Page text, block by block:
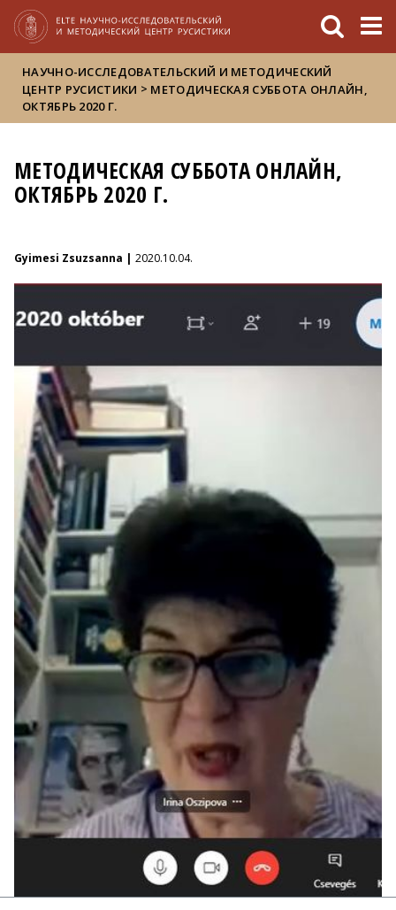
НАУЧНО-ИССЛЕДОВАТЕЛЬСКИЙ И МЕТОДИЧЕСКИЙ
ЦЕНТР РУСИСТИКИ > MEТОДИЧЕСКАЯ СУББОТА ОНЛАЙН,
ОКТЯБРЬ 2020 Г.
MEТОДИЧЕСКАЯ СУББОТА ОНЛАЙН,
ОКТЯБРЬ 2020 Г.
Gyimesi Zsuzsanna | 2020.10.04.